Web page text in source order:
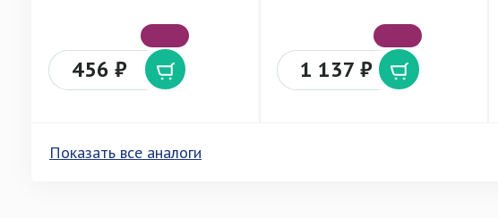
456 ₽ 1 137 ₽
Показать все аналоги